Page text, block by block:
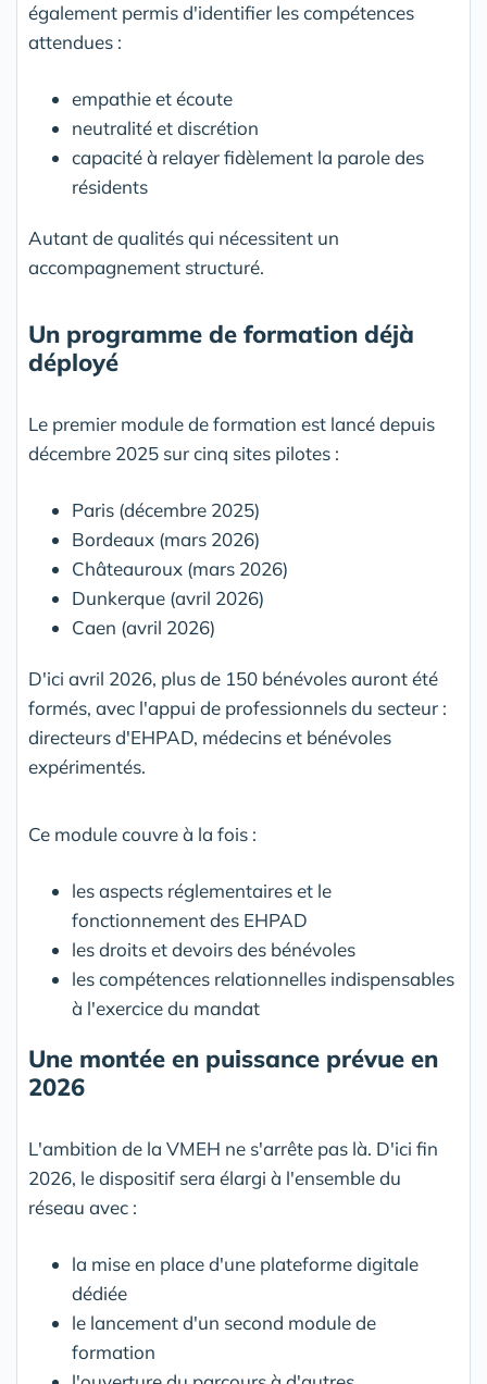
également permis d'identifier les compétences
attendues :
empathie et écoute
neutralité et discrétion
capacité à relayer fidèlement la parole des
résidents
Autant de qualités qui nécessitent un
accompagnement structuré.
Un programme de formation déjà
déployé
Le premier module de formation est lancé depuis
décembre 2025 sur cinq sites pilotes :
Paris (décembre 2025)
Bordeaux (mars 2026)
Châteauroux (mars 2026)
Dunkerque (avril 2026)
Caen (avril 2026)
D'ici avril 2026, plus de 150 bénévoles auront été
formés, avec l'appui de professionnels du secteur :
directeurs d'EHPAD, médecins et bénévoles
expérimentés.
Ce module couvre à la fois :
les aspects réglementaires et le
fonctionnement des EHPAD
les droits et devoirs des bénévoles
les compétences relationnelles indispensables
à l'exercice du mandat
Une montée en puissance prévue en
2026
L'ambition de la VMEH ne s'arrête pas là. D'ici fin
2026, le dispositif sera élargi à l'ensemble du
réseau avec :
la mise en place d'une plateforme digitale
dédiée
le lancement d'un second module de
formation